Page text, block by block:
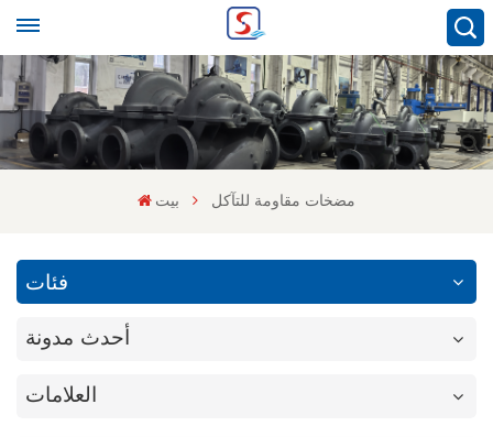
بيت مضخات مقاومة للتآكل
فئات
أحدث مدونة
العلامات